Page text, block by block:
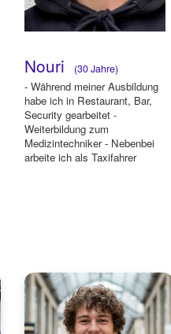
Nouri (30 Jahre)
- Während meiner Ausbildung
habe ich in Restaurant, Bar,
Security gearbeitet -
Weiterbildung zum
Medizintechniker - Nebenbei
arbeite ich als Taxifahrer